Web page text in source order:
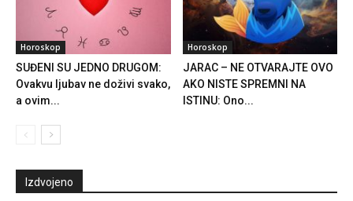
Horoskop
SUĐENI SU JEDNO DRUGOM:
Ovakvu ljubav ne doživi svako,
a ovim...
Horoskop
JARAC – NE OTVARAJTE OVO
AKO NISTE SPREMNI NA
ISTINU: Ono...
Izdvojeno